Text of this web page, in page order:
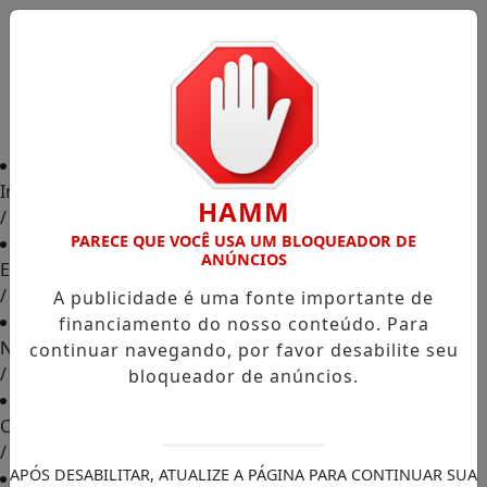
Início
/
Edições
/
Notícias
/
Contato
/
HAMM
PARECE QUE VOCÊ USA UM BLOQUEADOR DE
ANÚNCIOS
A publicidade é uma fonte importante de
financiamento do nosso conteúdo. Para
continuar navegando, por favor desabilite seu
bloqueador de anúncios.
APÓS DESABILITAR, ATUALIZE A PÁGINA PARA CONTINUAR SUA